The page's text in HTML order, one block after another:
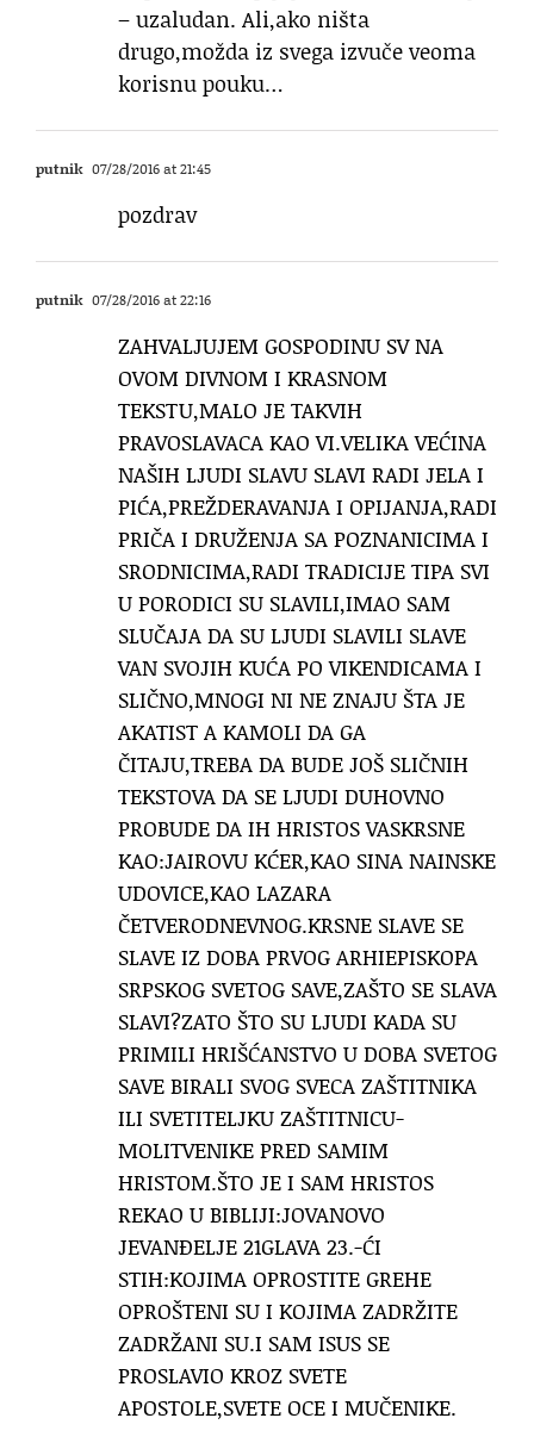
– uzaludan. Ali,ako ništa
drugo,možda iz svega izvuče veoma
korisnu pouku…
putnik 07/28/2016 at 21:45
pozdrav
putnik 07/28/2016 at 22:16
ZAHVALJUJEM GOSPODINU SV NA
OVOM DIVNOM I KRASNOM
TEKSTU,MALO JE TAKVIH
PRAVOSLAVACA KAO VI.VELIKA VEĆINA
NAŠIH LJUDI SLAVU SLAVI RADI JELA I
PIĆA,PREŽDERAVANJA I OPIJANJA,RADI
PRIČA I DRUŽENJA SA POZNANICIMA I
SRODNICIMA,RADI TRADICIJE TIPA SVI
U PORODICI SU SLAVILI,IMAO SAM
SLUČAJA DA SU LJUDI SLAVILI SLAVE
VAN SVOJIH KUĆA PO VIKENDICAMA I
SLIČNO,MNOGI NI NE ZNAJU ŠTA JE
AKATIST A KAMOLI DA GA
ČITAJU,TREBA DA BUDE JOŠ SLIČNIH
TEKSTOVA DA SE LJUDI DUHOVNO
PROBUDE DA IH HRISTOS VASKRSNE
KAO:JAIROVU KĆER,KAO SINA NAINSKE
UDOVICE,KAO LAZARA
ČETVERODNEVNOG.KRSNE SLAVE SE
SLAVE IZ DOBA PRVOG ARHIEPISKOPA
SRPSKOG SVETOG SAVE,ZAŠTO SE SLAVA
SLAVI?ZATO ŠTO SU LJUDI KADA SU
PRIMILI HRIŠĆANSTVO U DOBA SVETOG
SAVE BIRALI SVOG SVECA ZAŠTITNIKA
ILI SVETITELJKU ZAŠTITNICU-
MOLITVENIKE PRED SAMIM
HRISTOM.ŠTO JE I SAM HRISTOS
REKAO U BIBLIJI:JOVANOVO
JEVANĐELJE 21GLAVA 23.-ĆI
STIH:KOJIMA OPROSTITE GREHE
OPROŠTENI SU I KOJIMA ZADRŽITE
ZADRŽANI SU.I SAM ISUS SE
PROSLAVIO KROZ SVETE
APOSTOLE,SVETE OCE I MUČENIKE.